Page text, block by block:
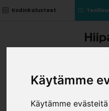
Käytämme
Käytämme
Kodinkalusteet